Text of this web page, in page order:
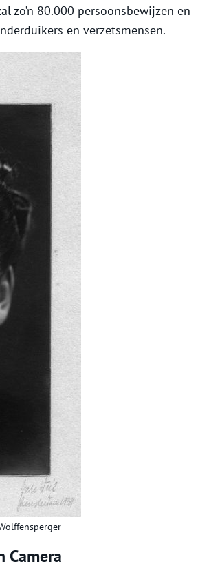
zo’n 80.000 persoonsbewijzen en
en verzetsmensen.
Camera